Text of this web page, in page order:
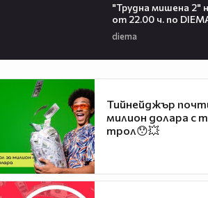
"Трудна мишена 2"
от 22.00 ч. по
diema
Тийнейджър
милион долара с
трол😯💥